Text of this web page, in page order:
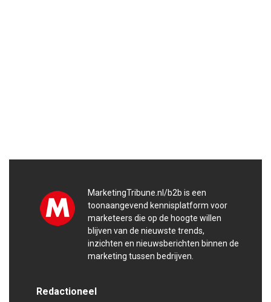
MarketingTribune.nl/b2b is een
toonaangevend kennisplatform voor
marketeers die op de hoogte willen
blijven van de nieuwste trends,
inzichten en nieuwsberichten binnen de
marketing tussen bedrijven.
Redactioneel